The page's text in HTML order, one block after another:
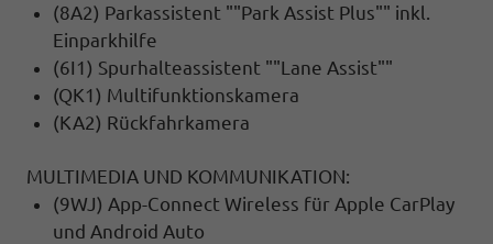
(8A2) Parkassistent ""Park Assist Plus"" inkl.
Einparkhilfe
(6I1) Spurhalteassistent ""Lane Assist""
(QK1) Multifunktionskamera
(KA2) Rückfahrkamera
MULTIMEDIA UND KOMMUNIKATION:
(9WJ) App-Connect Wireless für Apple CarPlay
und Android Auto